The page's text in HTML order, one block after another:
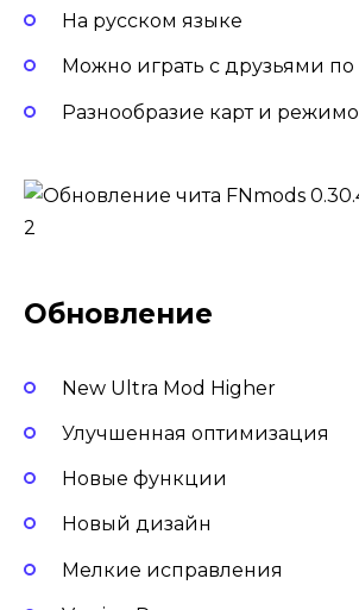
На русском языке
Можно играть с друзьями по
Разнообразие карт и
Обновление
New Ultra Mod Higher
Улучшенная оптимизация
Новые функции
Новый дизайн
Мелкие исправления